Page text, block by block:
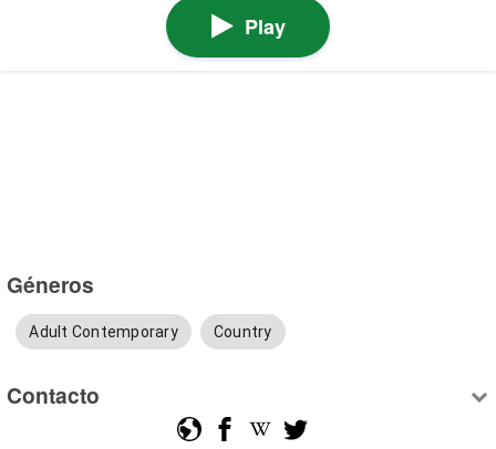
Play
Géneros
Adult Contemporary Country
Contacto